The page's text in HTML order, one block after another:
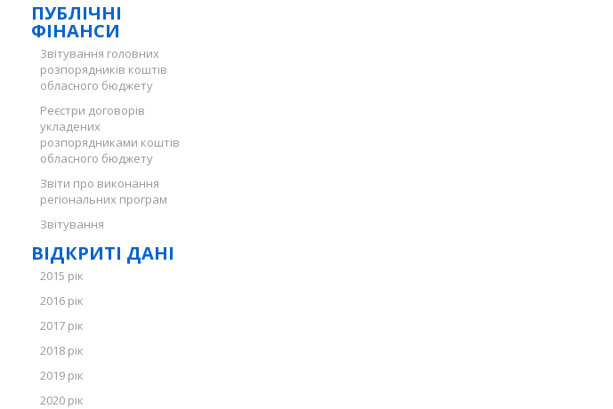
ПУБЛІЧНІ
ФІНАНСИ
Звітування головних
розпорядників коштів
обласного бюджету
Реєстри договорів
укладених
розпорядниками коштів
обласного бюджету
Звіти про виконання
регіональних програм
Звітування
ВІДКРИТІ ДАНІ
2015 рік
2016 рік
2017 рік
2018 рік
2019 рік
2020 рік